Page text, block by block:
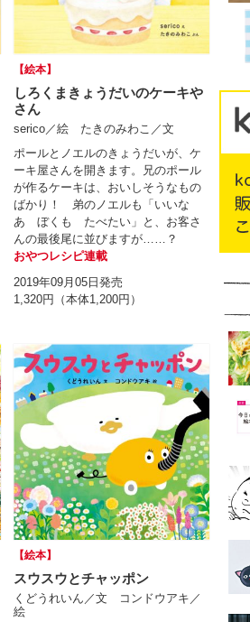
【絵本】
しろくまきょうだいのケーキや
さん
serico／絵 たきのみわこ／文
ポールとノエルのきょうだいが、ケ
ーキ屋さんを開きます。兄のポール
が作るケーキは、おいしそうなもの
ばかり！ 弟のノエルも「いいな
あ ぼくも たべたい」と、お客さ
んの最後尾に並びますが……？
おやつレシピ連載
2019年09月05日発売
1,320円（本体1,200円）
【絵本】
スウスウとチャッポン
くどうれいん／文 コンドウアキ／
絵